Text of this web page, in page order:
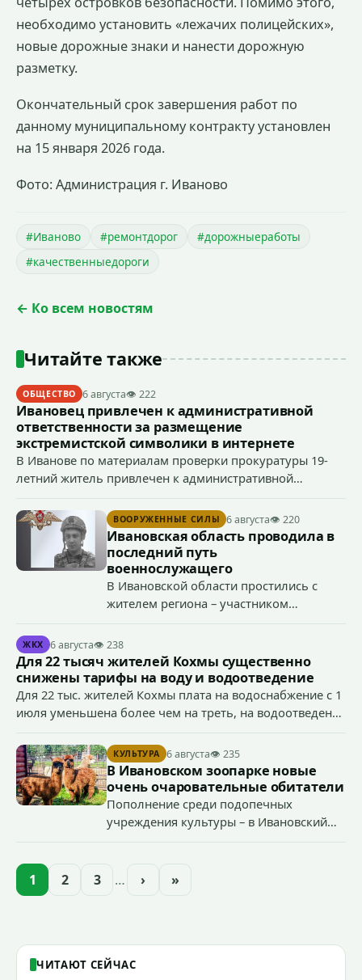
необходимо установить «лежачих полицейских»,
новые дорожные знаки и нанести дорожную
разметку.
Окончательный срок завершения работ по
данному муниципальному контракту установлен
на 15 января 2026 года.
Фото: Администрация г. Иваново
#Иваново #ремонтдорог
#дорожныеработы
#качественныедороги
← Ко всем новостям
Читайте также
ОБЩЕСТВО 6 августа👁 222
Ивановец привлечен к административной
ответственности за размещение
экстремистской символики в интернете
В Иванове по материалам проверки прокуратуры 19-
летний житель привлечен к административной
демонстрирование символики экстремистской
организации, если эти действия не содержат признаков
уголовно наказуемого деяния) за размещение
экстремистской символики в сети Интернет.
ВООРУЖЕННЫЕ СИЛЫ 6 августа👁 220
Ивановская область проводила в
последний путь
военнослужащего
В Ивановской области простились с
жителем региона – участником
Антоном Тумановым.
ЖКХ 6 августа👁 238
Для 22 тысяч жителей Кохмы существенно
снижены тарифы на воду и водоотведение
Для 22 тыс. жителей Кохмы плата на водоснабжение с 1
июля уменьшена более чем на треть, на водоотведение
началу работы в городе областного предприятия
«Водоканал.
КУЛЬТУРА 6 августа👁 235
В Ивановском зоопарке новые
очень очаровательные обитатели
Пополнение среди подопечных
учреждения культуры – в Ивановский
областей (самцу - 6 месяцев, самочке —
1 2 3 … › »
ЧИТАЮТ СЕЙЧАС